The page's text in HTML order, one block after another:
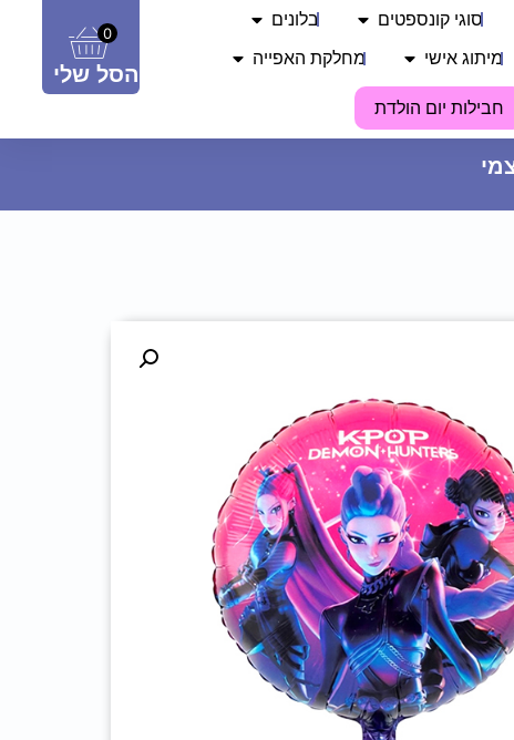
0
הסל שלי
סוגי קונספטים בלונים
מיתוג אישי מחלקת האפייה
חבילות יום הולדת